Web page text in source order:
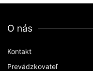
O nás
Kontakt
Prevádzkovateľ